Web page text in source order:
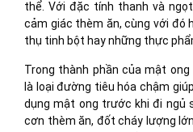
thể. Với đặc tính thanh và
cảm giác thèm ăn, cùng với đó
thụ tinh bột hay những thực
Trong thành phần của mật
là loại đường tiêu hóa chậm
dụng mật ong trước khi đi ngủ
cơn thèm ăn, đốt cháy lượng